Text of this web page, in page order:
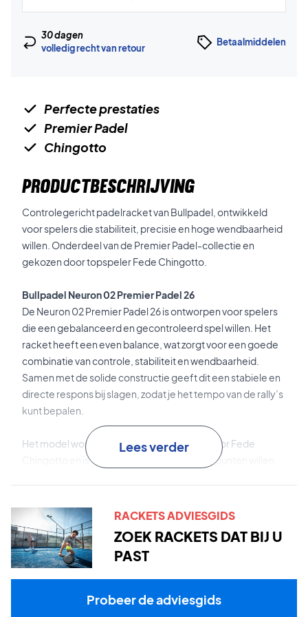
30 dagen
volledig recht van retour
Betaalmiddelen
Perfecte prestaties
Premier Padel
Chingotto
PRODUCTBESCHRIJVING
Controlegericht padelracket van Bullpadel, ontwikkeld
voor spelers die stabiliteit, precisie en hoge wendbaarheid
willen. Onderdeel van de Premier Padel-collectie en
gekozen door topspeler Fede Chingotto.
Bullpadel Neuron 02 Premier Padel 26
De Neuron 02 Premier Padel 26 is ontworpen voor spelers
die een gebalanceerd en gecontroleerd spel willen. Het
racket heeft een even balance, wat zorgt voor een goede
combinatie van controle, stabiliteit en wendbaarheid.
Samen met de solide constructie geeft dit een stabiele en
directe respons bij slagen, zodat je het tempo van de rally’s
kunt bepalen.
Het model wordt onder andere gespeeld door Fede
Chingotto en is ontwikkeld voor spelers die punten willen
waardoor het makkelijker wordt om de bal te controleren
en het spel op te bouwen – zowel vanaf de achterlijn als in
snelle duels aan het net.
voor hoge stabiliteit en een nauwkeurig slaggevoel.
Lees verder
RACKETS ADVIESGIDS
ZOEK RACKETS DAT BIJ U
PAST
Probeer de adviesgids